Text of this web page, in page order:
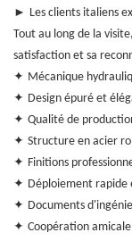
► Les clients italiens
Tout au long de la
satisfaction et sa
✦ Mécanique
✦ Design épuré et
✦ Qualité de
✦ Structure en acier
✦ Finitions
✦ Déploiement rapide
✦ Documents
✦ Coopération